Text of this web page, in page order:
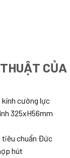
CỦA
cường lực
325xH56mm
tiêu chuẩn Đức
hút